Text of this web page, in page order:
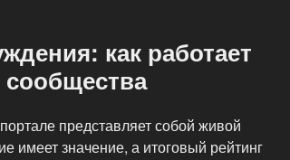
как работает
сообщества
представляет собой живой
имеет значение, а итоговый рейтинг